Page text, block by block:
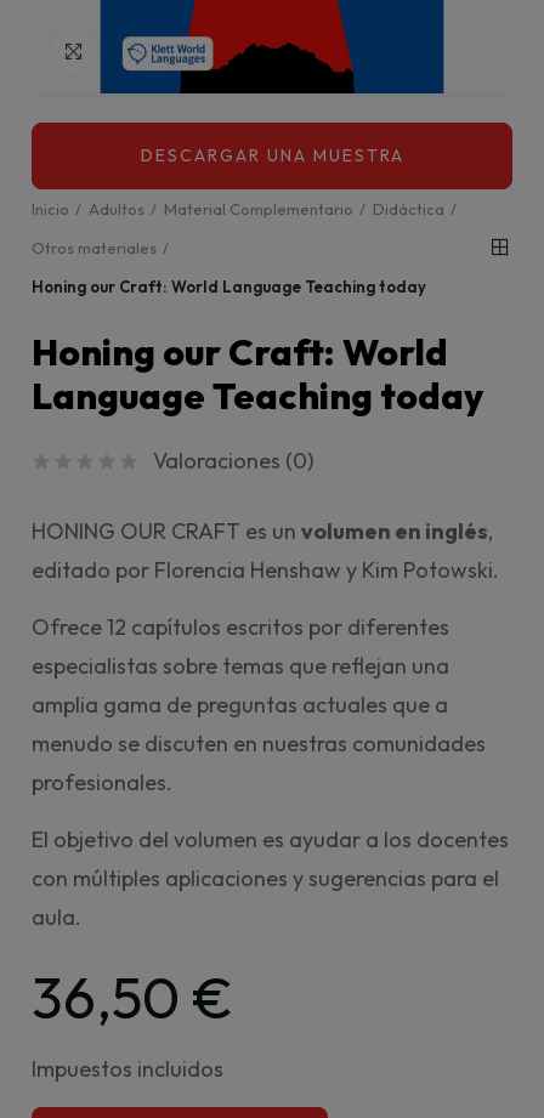
Click para agrandar
Inicio Adultos Material Complementario
Didáctica
Otros materiales
Honing our Craft: World Language Teaching today
Honing our Craft: World
Language Teaching today
Valoraciones (0)
HONING OUR CRAFT es un volumen en inglés,
editado por Florencia Henshaw y Kim Potowski.
Ofrece 12 capítulos escritos por diferentes
especialistas sobre temas que reflejan una
amplia gama de preguntas actuales que a
menudo se discuten en nuestras comunidades
profesionales.
El objetivo del volumen es ayudar a los docentes
con múltiples aplicaciones y sugerencias para el
aula.
36,50 €
Impuestos incluidos